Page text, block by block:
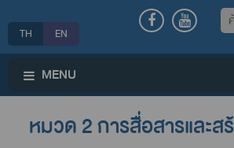
TH EN
ค้
MENU
หมวด 2 การสื่อสารและส